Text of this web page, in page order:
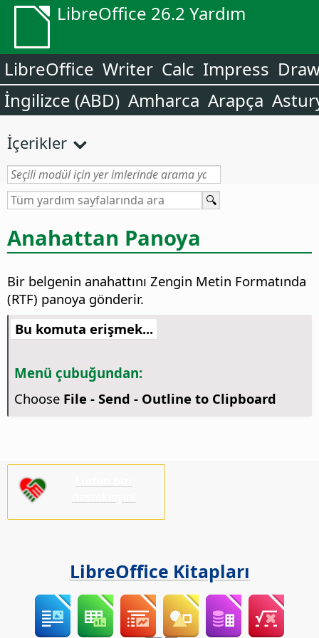
LibreOffice 26.2 Yardım
LibreOffice Writer Calc Impress
İngilizce (ABD) Amharca Arapça
İçerikler
Anahattan Panoya
Bir belgenin anahattını Zengin Metin Formatında
(RTF) panoya gönderir.
Bu komuta erişmek...
Menü çubuğundan:
Choose File - Send - Outline to Clipboard
LibreOffice Kitapları